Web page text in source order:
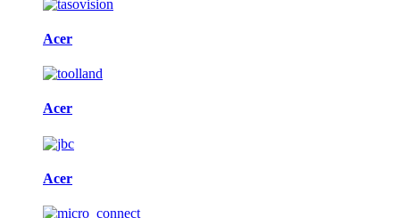
Acer
Acer
Acer